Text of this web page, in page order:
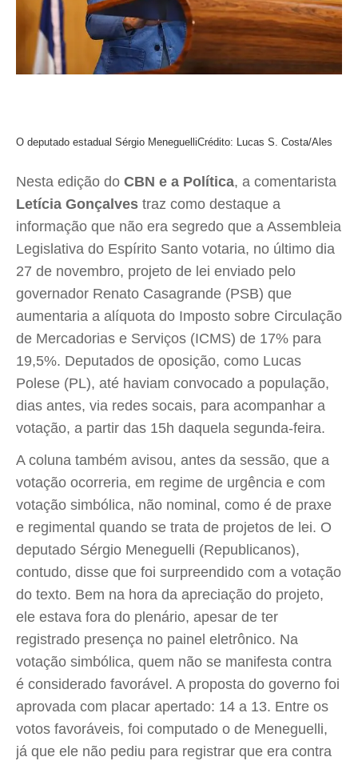
O deputado estadual Sérgio MeneguelliCrédito: Lucas S. Costa/Ales
Nesta edição do CBN e a Política, a comentarista
Letícia Gonçalves traz como destaque a
informação que não era segredo que a Assembleia
Legislativa do Espírito Santo votaria, no último dia
27 de novembro, projeto de lei enviado pelo
governador Renato Casagrande (PSB) que
aumentaria a alíquota do Imposto sobre Circulação
de Mercadorias e Serviços (ICMS) de 17% para
19,5%. Deputados de oposição, como Lucas
Polese (PL), até haviam convocado a população,
dias antes, via redes socais, para acompanhar a
votação, a partir das 15h daquela segunda-feira.
A coluna também avisou, antes da sessão, que a
votação ocorreria, em regime de urgência e com
votação simbólica, não nominal, como é de praxe
e regimental quando se trata de projetos de lei. O
deputado Sérgio Meneguelli (Republicanos),
contudo, disse que foi surpreendido com a votação
do texto. Bem na hora da apreciação do projeto,
ele estava fora do plenário, apesar de ter
registrado presença no painel eletrônico. Na
votação simbólica, quem não se manifesta contra
é considerado favorável. A proposta do governo foi
aprovada com placar apertado: 14 a 13. Entre os
votos favoráveis, foi computado o de Meneguelli,
já que ele não pediu para registrar que era contra